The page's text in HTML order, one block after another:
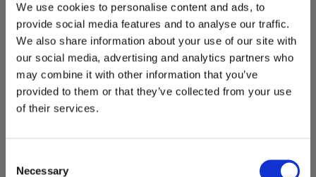
We use cookies to personalise content and ads, to
provide social media features and to analyse our traffic.
We also share information about your use of our site with
our social media, advertising and analytics partners who
may combine it with other information that you’ve
provided to them or that they’ve collected from your use
of their services.
Necessary
Funkar utmärkt i grus, matjord och liknande.
Redskapsfästet är något vinklat, ca 6 grader, för att göra det
möjligt till plan rotation utan att behöva kompensera med
Bredd: 1500 mm
Djup: 800 mm
Höjd uppsamlingsfack: 210 mm